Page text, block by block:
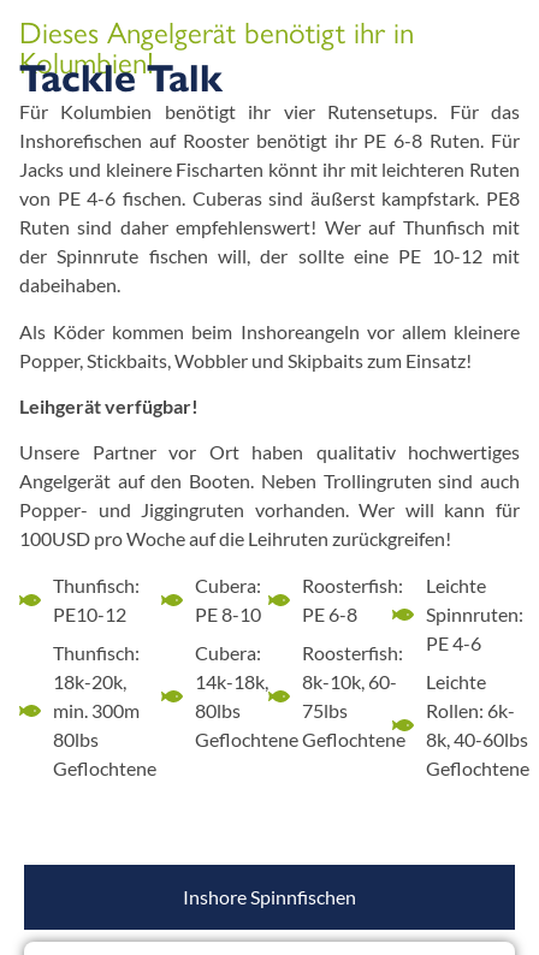
Dieses Angelgerät benötigt ihr in
Kolumbien!
Tackle Talk
Für Kolumbien benötigt ihr vier Rutensetups. Für das
Inshorefischen auf Rooster benötigt ihr PE 6-8 Ruten. Für
Jacks und kleinere Fischarten könnt ihr mit leichteren Ruten
von PE 4-6 fischen. Cuberas sind äußerst kampfstark. PE8
Ruten sind daher empfehlenswert! Wer auf Thunfisch mit
der Spinnrute fischen will, der sollte eine PE 10-12 mit
dabeihaben.
Als Köder kommen beim Inshoreangeln vor allem kleinere
Popper, Stickbaits, Wobbler und Skipbaits zum Einsatz!
Leihgerät verfügbar!
Unsere Partner vor Ort haben qualitativ hochwertiges
Angelgerät auf den Booten. Neben Trollingruten sind auch
Popper- und Jiggingruten vorhanden. Wer will kann für
100USD pro Woche auf die Leihruten zurückgreifen!
Thunfisch:
PE10-12
Thunfisch:
18k-20k,
min. 300m
80lbs
Geflochtene
Cubera:
PE 8-10
Cubera:
14k-18k,
80lbs
Geflochtene
Roosterfish:
PE 6-8
Roosterfish:
8k-10k, 60-
75lbs
Geflochtene
Leichte
Spinnruten:
PE 4-6
Leichte
Rollen: 6k-
8k, 40-60lbs
Geflochtene
Inshore Spinnfischen